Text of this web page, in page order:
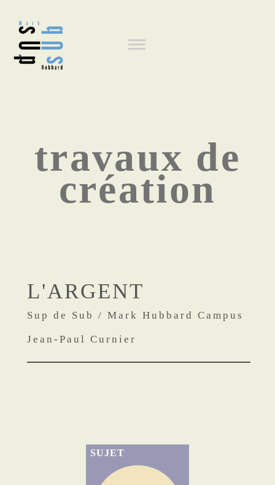
contenu
principalNavigation
principale
travaux de
création
L'ARGENT
Sup de Sub / Mark Hubbard Campus
Jean-Paul Curnier
SUJET